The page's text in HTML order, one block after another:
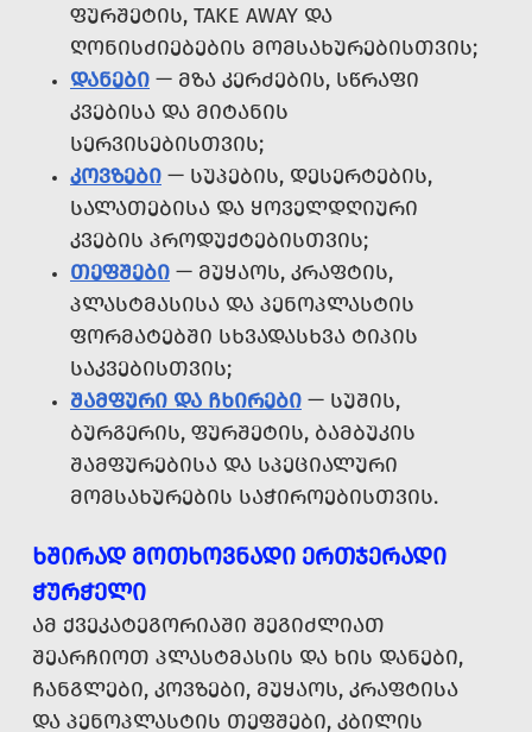
ᲤᲣᲠᲨᲔᲢᲘᲡ, TAKE AWAY ᲓᲐ
ᲦᲝᲜᲘᲡᲫᲘᲔᲑᲔᲑᲘᲡ ᲛᲝᲛᲡᲐᲮᲣᲠᲔᲑᲘᲡᲗᲕᲘᲡ;
ᲓᲐᲜᲔᲑᲘ — ᲛᲖᲐ ᲙᲔᲠᲫᲔᲑᲘᲡ, ᲡᲬᲠᲐᲤᲘ
ᲙᲕᲔᲑᲘᲡᲐ ᲓᲐ ᲛᲘᲢᲐᲜᲘᲡ
ᲡᲔᲠᲕᲘᲡᲔᲑᲘᲡᲗᲕᲘᲡ;
ᲙᲝᲕᲖᲔᲑᲘ — ᲡᲣᲞᲔᲑᲘᲡ, ᲓᲔᲡᲔᲠᲢᲔᲑᲘᲡ,
ᲡᲐᲚᲐᲗᲔᲑᲘᲡᲐ ᲓᲐ ᲧᲝᲕᲔᲚᲓᲦᲘᲣᲠᲘ
ᲙᲕᲔᲑᲘᲡ ᲞᲠᲝᲓᲣᲥᲢᲔᲑᲘᲡᲗᲕᲘᲡ;
ᲗᲔᲤᲨᲔᲑᲘ — ᲛᲣᲧᲐᲝᲡ, ᲙᲠᲐᲤᲢᲘᲡ,
ᲞᲚᲐᲡᲢᲛᲐᲡᲘᲡᲐ ᲓᲐ ᲞᲔᲜᲝᲞᲚᲐᲡᲢᲘᲡ
ᲤᲝᲠᲛᲐᲢᲔᲑᲨᲘ ᲡᲮᲕᲐᲓᲐᲡᲮᲕᲐ ᲢᲘᲞᲘᲡ
ᲡᲐᲙᲕᲔᲑᲘᲡᲗᲕᲘᲡ;
ᲨᲐᲛᲤᲣᲠᲘ ᲓᲐ ᲩᲮᲘᲠᲔᲑᲘ — ᲡᲣᲨᲘᲡ,
ᲑᲣᲠᲒᲔᲠᲘᲡ, ᲤᲣᲠᲨᲔᲢᲘᲡ, ᲑᲐᲛᲑᲣᲙᲘᲡ
ᲨᲐᲛᲤᲣᲠᲔᲑᲘᲡᲐ ᲓᲐ ᲡᲞᲔᲪᲘᲐᲚᲣᲠᲘ
ᲛᲝᲛᲡᲐᲮᲣᲠᲔᲑᲘᲡ ᲡᲐᲭᲘᲠᲝᲔᲑᲘᲡᲗᲕᲘᲡ.
ᲮᲨᲘᲠᲐᲓ ᲛᲝᲗᲮᲝᲕᲜᲐᲓᲘ ᲔᲠᲗᲯᲔᲠᲐᲓᲘ
ᲭᲣᲠᲭᲔᲚᲘ
ᲐᲛ ᲥᲕᲔᲙᲐᲢᲔᲒᲝᲠᲘᲐᲨᲘ ᲨᲔᲒᲘᲫᲚᲘᲐᲗ
ᲨᲔᲐᲠᲩᲘᲝᲗ ᲞᲚᲐᲡᲢᲛᲐᲡᲘᲡ ᲓᲐ ᲮᲘᲡ ᲓᲐᲜᲔᲑᲘ,
ᲩᲐᲜᲒᲚᲔᲑᲘ, ᲙᲝᲕᲖᲔᲑᲘ, ᲛᲣᲧᲐᲝᲡ, ᲙᲠᲐᲤᲢᲘᲡᲐ
ᲓᲐ ᲞᲔᲜᲝᲞᲚᲐᲡᲢᲘᲡ ᲗᲔᲤᲨᲔᲑᲘ, ᲙᲑᲘᲚᲘᲡ